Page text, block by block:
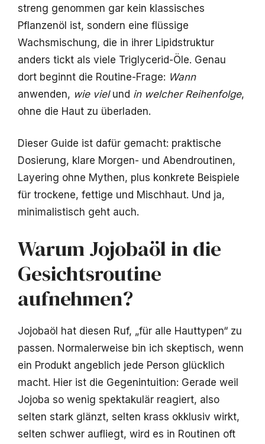
streng genommen gar kein klassisches
Pflanzenöl ist, sondern eine flüssige
Wachsmischung, die in ihrer Lipidstruktur
anders tickt als viele Triglycerid-Öle. Genau
dort beginnt die Routine-Frage: Wann
anwenden, wie vielund in welcher Reihenfolge,
ohne die Haut zu überladen.
Dieser Guide ist dafür gemacht: praktische
Dosierung, klare Morgen- und Abendroutinen,
Layering ohne Mythen, plus konkrete Beispiele
für trockene, fettige und Mischhaut. Und ja,
minimalistisch geht auch.
Warum Jojobaöl in die
Gesichtsroutine
aufnehmen?
Jojobaöl hat diesen Ruf, „für alle Hauttypen“ zu
passen. Normalerweise bin ich skeptisch, wenn
ein Produkt angeblich jede Person glücklich
macht. Hier ist die Gegenintuition: Gerade weil
Jojoba so wenig spektakulär reagiert, also
selten stark glänzt, selten krass okklusiv wirkt,
selten schwer aufliegt, wird es in Routinen oft